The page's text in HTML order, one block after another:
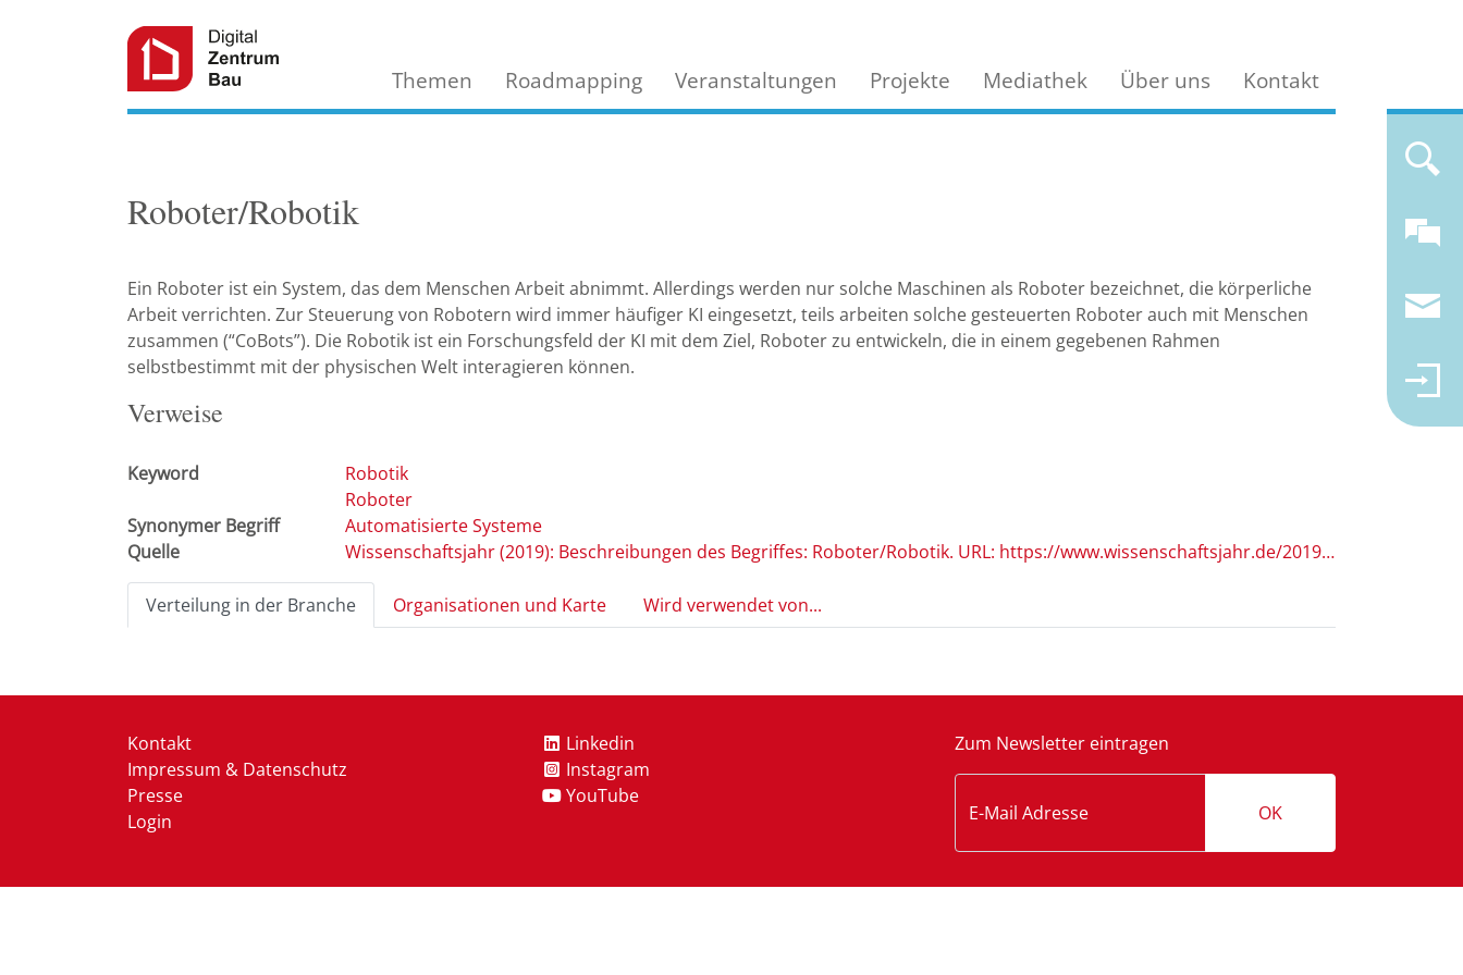
Themen Roadmapping Veranstaltungen Projekte Mediathek Über uns Kontakt
Roboter/Robotik
Ein Roboter ist ein System, das dem Menschen Arbeit abnimmt. Allerdings werden nur solche Maschinen als Roboter bezeichnet, die körperliche
Arbeit verrichten. Zur Steuerung von Robotern wird immer häufiger KI eingesetzt, teils arbeiten solche gesteuerten Roboter auch mit Menschen
zusammen (“CoBots”). Die Robotik ist ein Forschungsfeld der KI mit dem Ziel, Roboter zu entwickeln, die in einem gegebenen Rahmen
selbstbestimmt mit der physischen Welt interagieren können.
Verweise
Keyword
Robotik
Roboter
Synonymer Begriff
Automatisierte Systeme
Quelle
Wissenschaftsjahr (2019): Beschreibungen des Begriffes: Roboter/Robotik. URL: https://www.wissenschaftsjahr.de/2019/uebergreifende-informationen/glossar/detail/index7a08.html?tx_dpnglossary_glossarydetail%5bterm%5d=37&tx_dpnglossary_glossarydetail%5bactio
Verteilung in der Branche Organisationen und Karte Wird verwendet von...
Kontakt
Impressum & Datenschutz
Presse
Login
Linkedin
Instagram
YouTube
Zum Newsletter eintragen
OK